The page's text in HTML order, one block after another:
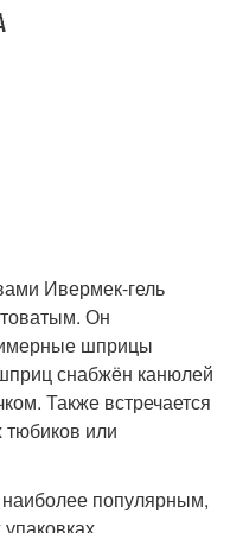
Ивермек-гель
Он
шприцы
снабжён канюлей
Также встречается
или
популярным,